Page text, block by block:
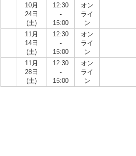
10月
24日
(土)
12:30
-
15:00
オン
ライ
ン
11月
14日
(土)
12:30
-
15:00
オン
ライ
ン
11月
28日
(土)
12:30
-
15:00
オン
ライ
ン